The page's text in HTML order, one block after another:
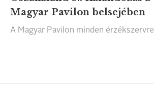
Magyar Pavilon belsejében
A Magyar Pavilon minden érzékszervre